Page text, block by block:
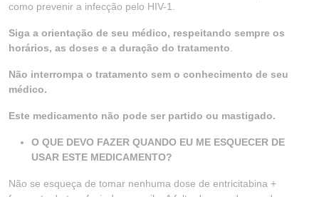
como prevenir a infecção pelo HIV-1.
Siga a orientação de seu médico, respeitando sempre os
horários, as doses e a duração do tratamento
Não interrompa o tratamento sem o conhecimento de seu
médico.
Este medicamento não pode ser partido ou mastigado.
O QUE DEVO FAZER QUANDO EU ME ESQUECER DE
USAR ESTE MEDICAMENTO?
Não se esqueça de tomar nenhuma dose de entricitabina +